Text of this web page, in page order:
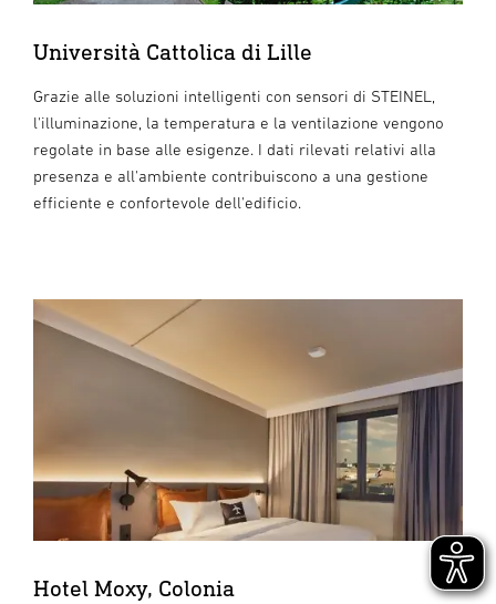
Università Cattolica di Lille
Grazie alle soluzioni intelligenti con sensori di STEINEL,
l'illuminazione, la temperatura e la ventilazione vengono
regolate in base alle esigenze. I dati rilevati relativi alla
presenza e all'ambiente contribuiscono a una gestione
efficiente e confortevole dell'edificio.
Hotel Moxy, Colonia